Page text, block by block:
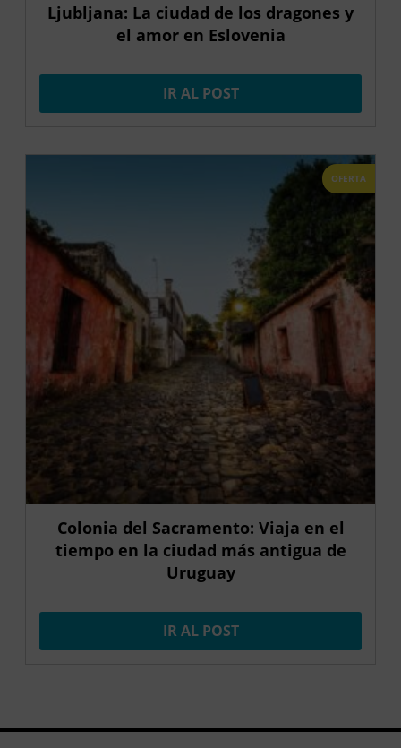
Ljubljana: La ciudad de los dragones y
el amor en Eslovenia
IR AL POST
OFERTA
Colonia del Sacramento: Viaja en el
tiempo en la ciudad más antigua de
Uruguay
IR AL POST